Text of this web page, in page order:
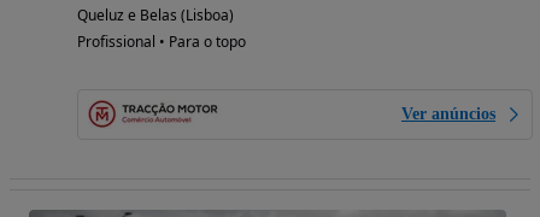
Queluz e Belas (Lisboa)
Profissional • Para o topo
Ver anúncios